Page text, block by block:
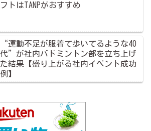
フトはTANPがおすすめ
“運動不足が服着て歩いてるような40
代”が社内バドミントン部を立ち上げ
た結果【盛り上がる社内イベント成功
例】